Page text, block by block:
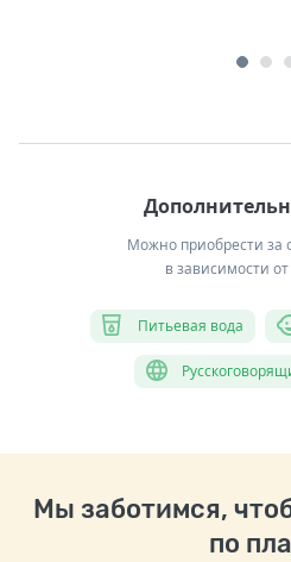
Можно приобрести за
в зависимости
Питьевая вода
Мы заботимся,
по